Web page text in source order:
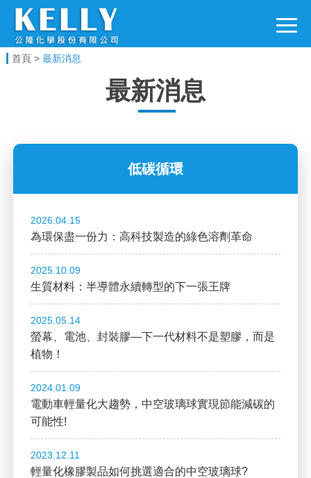
首頁 > 最新消息
最新消息
低碳循環
2026.04.15
為環保盡一份力：高科技製造的綠色溶劑革命
2025.10.09
生質材料：半導體永續轉型的下一張王牌
2025.05.14
螢幕、電池、封裝膠—下一代材料不是塑膠，而是
植物！
2024.01.09
電動車輕量化大趨勢，中空玻璃球實現節能減碳的
可能性!
2023.12.11
輕量化橡膠製品如何挑選適合的中空玻璃球?